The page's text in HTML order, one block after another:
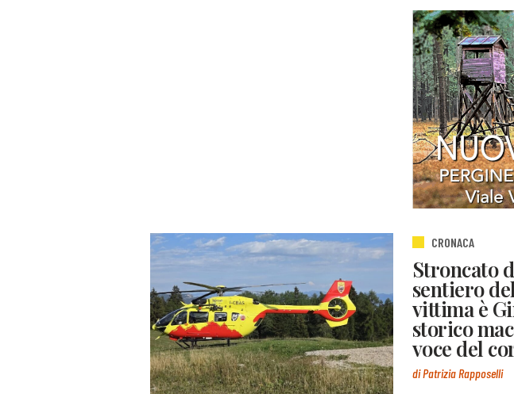
CRONACA
Stroncato
sentiero
vittima è
storico
voce del
di Patrizia Rapposelli